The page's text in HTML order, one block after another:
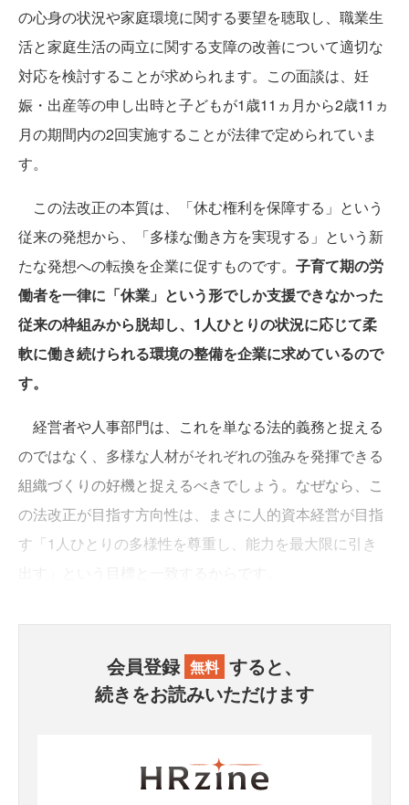
の心身の状況や家庭環境に関する要望を聴取し、職業生
活と家庭生活の両立に関する支障の改善について適切な
対応を検討することが求められます。この面談は、妊
娠・出産等の申し出時と子どもが1歳11ヵ月から2歳11ヵ
月の期間内の2回実施することが法律で定められていま
す。
この法改正の本質は、「休む権利を保障する」という
従来の発想から、「多様な働き方を実現する」という新
たな発想への転換を企業に促すものです。 子育て期の労
働者を一律に「休業」という形でしか支援できなかった
従来の枠組みから脱却し、1人ひとりの状況に応じて柔
軟に働き続けられる環境の整備を企業に求めているので
す。
経営者や人事部門は、これを単なる法的義務と捉える
のではなく、多様な人材がそれぞれの強みを発揮できる
組織づくりの好機と捉えるべきでしょう。なぜなら、こ
の法改正が目指す方向性は、まさに人的資本経営が目指
す「1人ひとりの多様性を尊重し、能力を最大限に引き
会員登録 無料 すると、
続きをお読みいただけます